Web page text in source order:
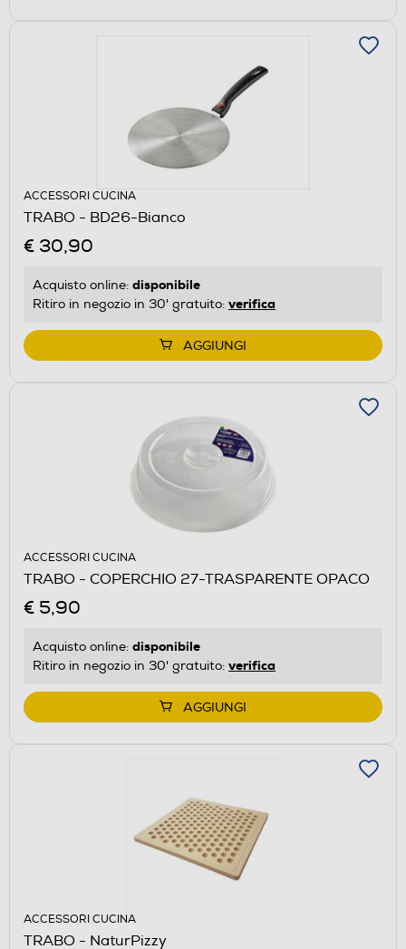
ACCESSORI CUCINA
TRABO - BD26-Bianco
€ 30,90
Acquisto online: disponibile
Ritiro in negozio in 30' gratuito: verifica
AGGIUNGI
ACCESSORI CUCINA
TRABO - COPERCHIO 27-TRASPARENTE OPACO
€ 5,90
Acquisto online: disponibile
Ritiro in negozio in 30' gratuito: verifica
AGGIUNGI
ACCESSORI CUCINA
TRABO - NaturPizzy